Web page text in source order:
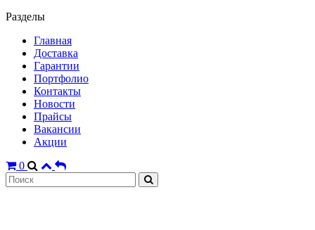
Разделы
Главная
Доставка
Гарантии
Портфолио
Контакты
Новости
Прайсы
Вакансии
Акции
0